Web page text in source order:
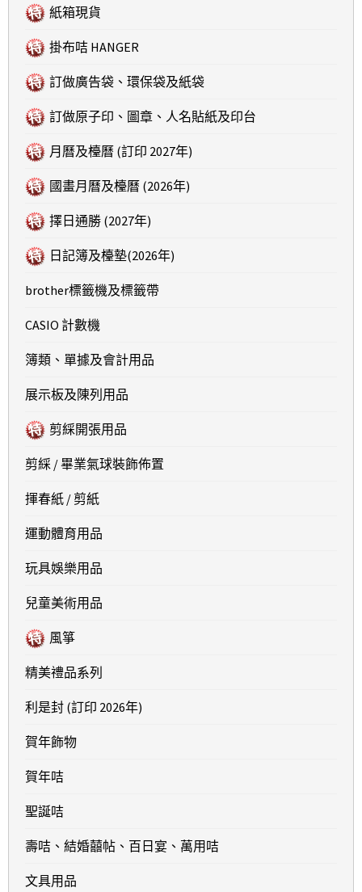
紙箱現貨
掛布咭 HANGER
訂做廣告袋、環保袋及紙袋
訂做原子印、圖章、人名貼紙及印台
月曆及檯曆 (訂印 2027年)
國畫月曆及檯曆 (2026年)
擇日通勝 (2027年)
日記簿及檯墊(2026年)
brother標籤機及標籤帶
CASIO 計數機
簿類、單據及會計用品
展示板及陳列用品
剪綵開張用品
剪綵 / 畢業氣球裝飾佈置
揮春紙 / 剪紙
運動體育用品
玩具娛樂用品
兒童美術用品
風箏
精美禮品系列
利是封 (訂印 2026年)
賀年飾物
賀年咭
聖誕咭
壽咭、結婚囍帖、百日宴、萬用咭
文具用品